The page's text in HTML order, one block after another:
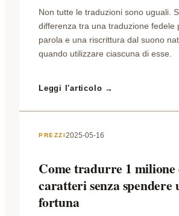
Non tutte le traduzioni sono uguali.
differenza tra una traduzione fedele
parola e una riscrittura dal suono
quando utilizzare ciascuna di esse.
Leggi l'articolo →
PREZZI2025-05-16
Come tradurre 1 milione
caratteri senza spendere
fortuna